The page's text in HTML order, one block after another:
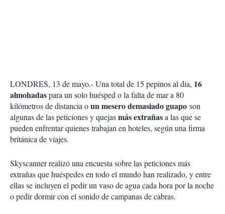
LONDRES, 13 de mayo.- Una total de 15 pepinos al día, 16
almohadaspara un solo huésped o la falta de mar a 80
kilómetros de distancia oun mesero demasiado guapo son
algunas de las peticiones y quejasmás extrañasa las que se
pueden enfrentar quienes trabajan en hoteles, según una firma
británica de viajes.
Skyscanner realizó una encuesta sobre las peticiones más
extrañas que huéspedes en todo el mundo han realizado, y entre
ellas se incluyen el pedir un vaso de agua cada hora por la noche
o pedir dormir con el sonido de campanas de cabras.